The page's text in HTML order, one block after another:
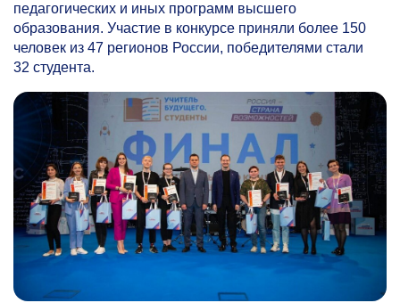
педагогических и иных программ высшего
образования. Участие в конкурсе приняли более 150
человек из 47 регионов России, победителями стали
32 студента.